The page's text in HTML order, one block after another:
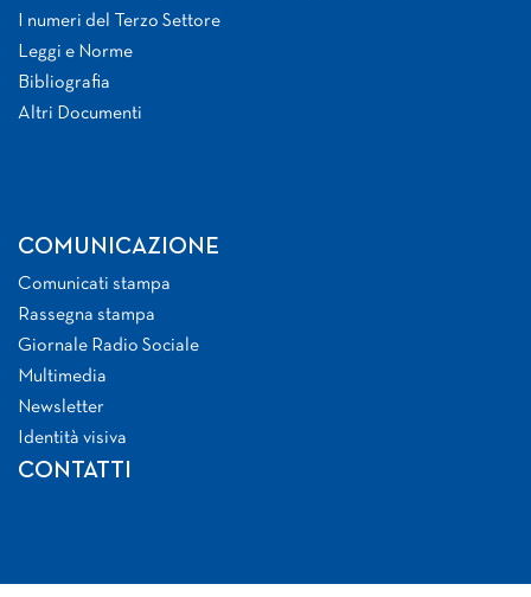
I numeri del Terzo Settore
Leggi e Norme
Bibliografia
Altri Documenti
COMUNICAZIONE
Comunicati stampa
Rassegna stampa
Giornale Radio Sociale
Multimedia
Newsletter
Identità visiva
CONTATTI